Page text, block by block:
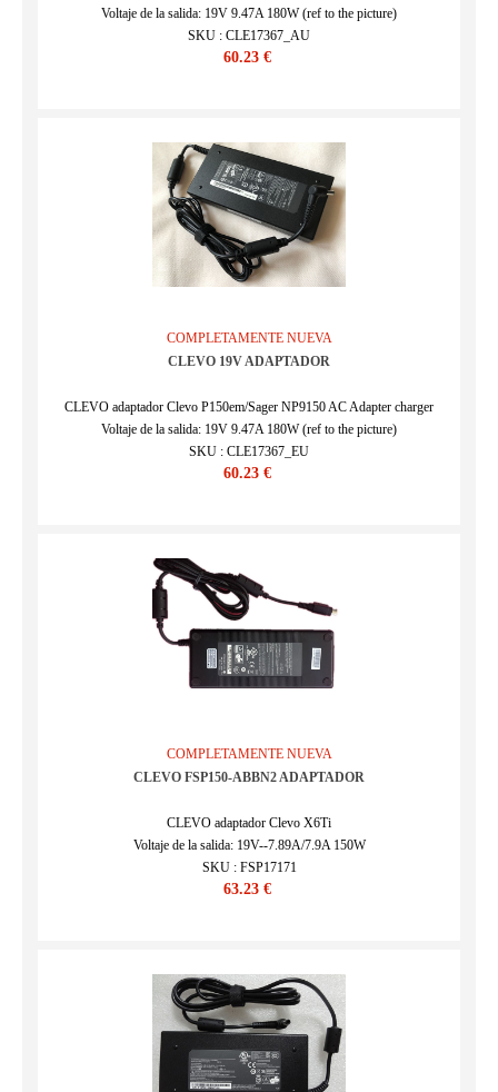
Voltaje de la salida: 19V 9.47A 180W (ref to the picture)
SKU : CLE17367_AU
60.23 €
COMPLETAMENTE NUEVA
CLEVO 19V ADAPTADOR
CLEVO adaptador Clevo P150em/Sager NP9150 AC Adapter charger
Voltaje de la salida: 19V 9.47A 180W (ref to the picture)
SKU : CLE17367_EU
60.23 €
COMPLETAMENTE NUEVA
CLEVO FSP150-ABBN2 ADAPTADOR
CLEVO adaptador Clevo X6Ti
Voltaje de la salida: 19V--7.89A/7.9A 150W
SKU : FSP17171
63.23 €